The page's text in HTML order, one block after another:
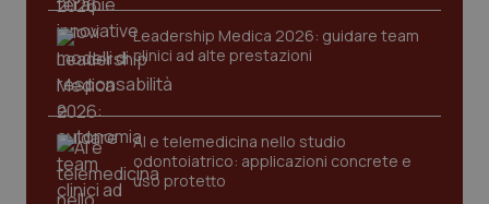
Tumori gastrointestinali
Ulcera & Reflusso
Vaccini
Leadership Medica 2026: guidare team
clinici ad alte prestazioni
AI e telemedicina nello studio
odontoiatrico: applicazioni concrete e
uso protetto
Nome
Fornitore/Dominio
VISITOR_PRIVACY_METADATA
YouTube
.youtube.com